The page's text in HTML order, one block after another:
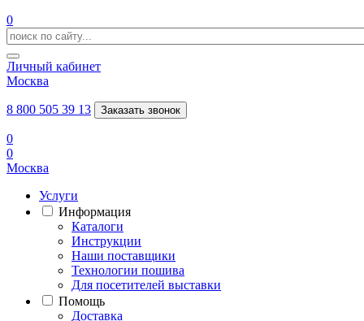
0
Личный кабинет
Москва
8 800 505 39 13 Заказать звонок
0
0
Москва
Услуги
Информация
Каталоги
Инструкции
Наши поставщики
Технологии пошива
Для посетителей выставки
Помощь
Доставка